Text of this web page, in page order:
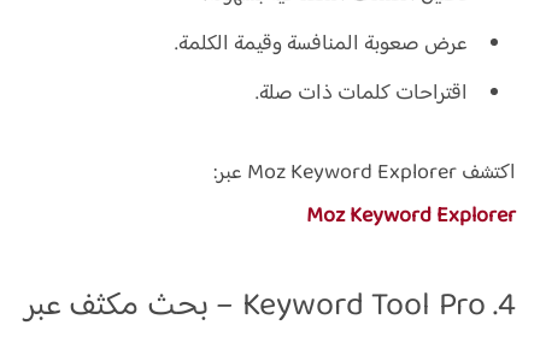
عرض صعوبة المنافسة وقيمة الكلمة.
اقتراحات كلمات ذات صلة.
اكتشف Moz Keyword Explorer عبر:
Moz Keyword Explorer
4. Keyword Tool Pro – بحث مكثف عبر